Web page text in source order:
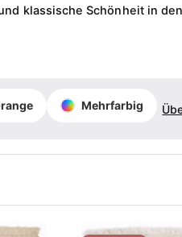
klassische Schönheit in
Mehrfarbig